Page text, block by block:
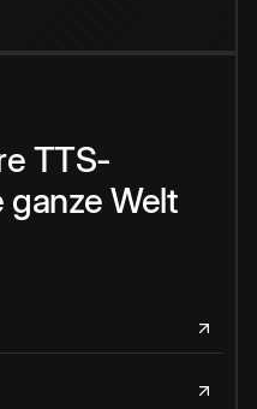
TTS-
ganze Welt